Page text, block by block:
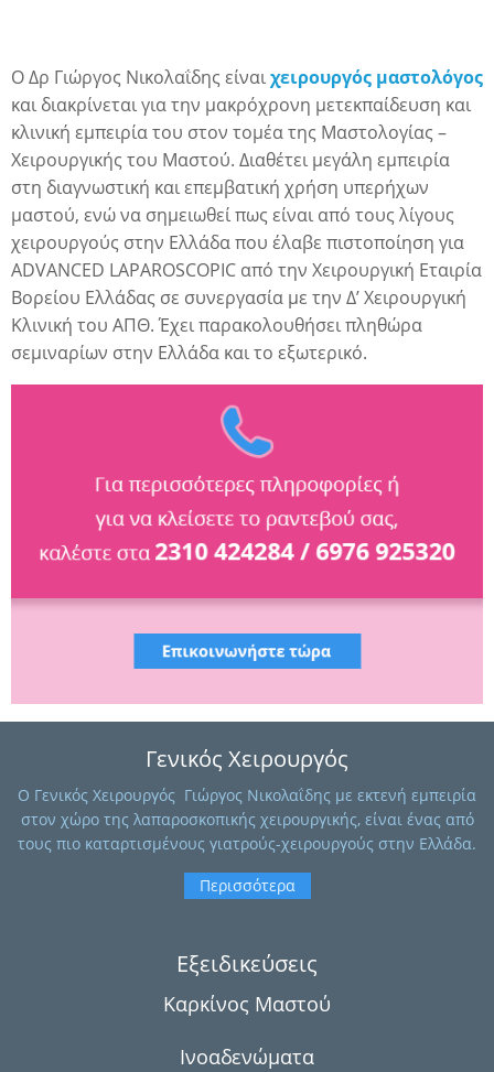
Ο Δρ Γιώργος Νικολαΐδης είναιχειρουργός μαστολόγος
και διακρίνεται για την μακρόχρονη μετεκπαίδευση και
κλινική εμπειρία του στον τομέα της Μαστολογίας –
Χειρουργικής του Μαστού. Διαθέτει μεγάλη εμπειρία
στη διαγνωστική και επεμβατική χρήση υπερήχων
μαστού, ενώ να σημειωθεί πως είναι από τους λίγους
χειρουργούς στην Ελλάδα που έλαβε πιστοποίηση για
ADVANCED LAPAROSCOPIC από την Χειρουργική Εταιρία
Βορείου Ελλάδας σε συνεργασία με την Δ’ Χειρουργική
Κλινική του ΑΠΘ. Έχει παρακολουθήσει πληθώρα
σεμιναρίων στην Ελλάδα και το εξωτερικό.
Γενικός Χειρουργός
O Γενικός Χειρουργός Γιώργος Νικολαΐδης με εκτενή εμπειρία
στον χώρο της λαπαροσκοπικής χειρουργικής, είναι ένας από
τους πιο καταρτισμένους γιατρούς-χειρουργούς στην Ελλάδα.
Περισσότερα
Εξειδικεύσεις
Καρκίνος Μαστού
Ινοαδενώματα